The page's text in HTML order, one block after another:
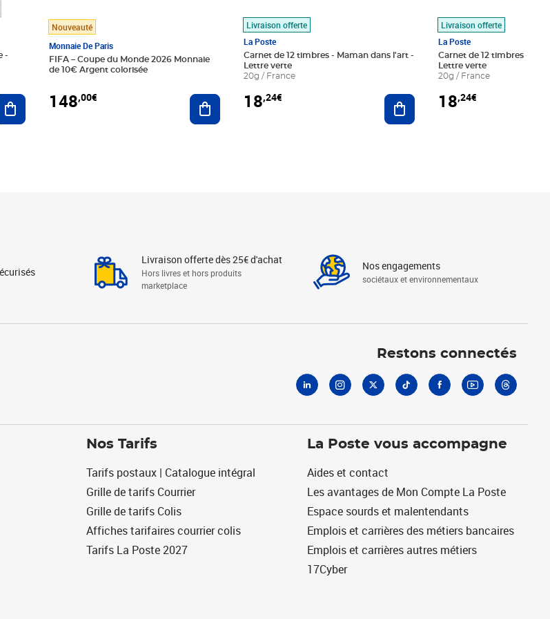
-
Ajouter au panier
Nouveauté
Monnaie De Paris
FIFA – Coupe du Monde 2026 Monnaie
de 10€ Argent colorisée
148,00€ Ajouter au panier
Livraison offerte
La Poste
Carnet de 12 timbres - Maman dans l'art -
Lettre verte
20g / France
18,24€ Ajouter au panier
Livraison offerte
La Poste
Carnet de 12 timbres - Le
Lettre verte
20g / France
18,24€
Livraison offerte dès 25€ d'achat
Hors livres et hors produits
marketplace
Nos engagements
sociétaux et environnementaux
Restons connectés
Nos Tarifs
Tarifs postaux | Catalogue intégral
Grille de tarifs Courrier
Grille de tarifs Colis
Affiches tarifaires courrier colis
Tarifs La Poste 2027
La Poste vous accompagne
Aides et contact
Les avantages de Mon Compte La Poste
Espace sourds et malentendants
Emplois et carrières des métiers bancaires
Emplois et carrières autres métiers
17Cyber